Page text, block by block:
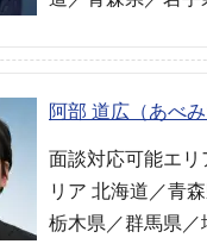
阿部 道広（あべみ
面談対応可能エ
リア 北海道／青
栃木県／群馬県